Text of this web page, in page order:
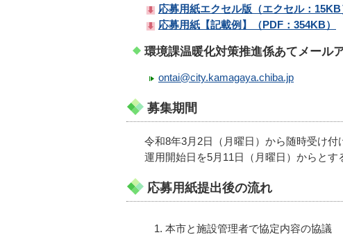
応募用紙エクセル版（エクセル：15KB
応募用紙【記載例】（PDF：354KB）
環境課温暖化対策推進係あてメール
ontai@city.kamagaya.chiba.jp
募集期間
令和8年3月2日（月曜日）から随時受け付
運用開始日を5月11日（月曜日）からとす
応募用紙提出後の流れ
本市と施設管理者で協定内容の協議